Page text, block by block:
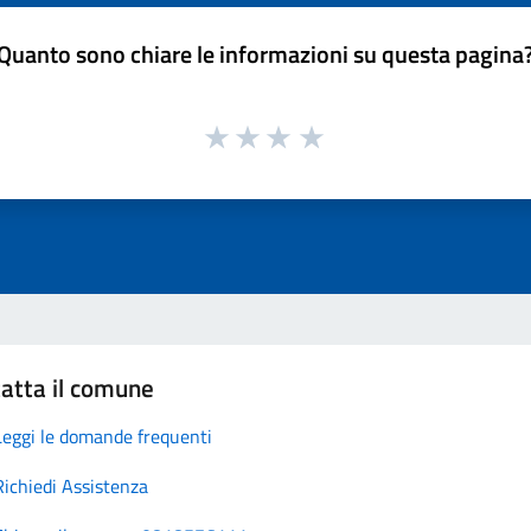
sono chiare le informazioni su questa
il comune
le domande frequenti
Assistenza